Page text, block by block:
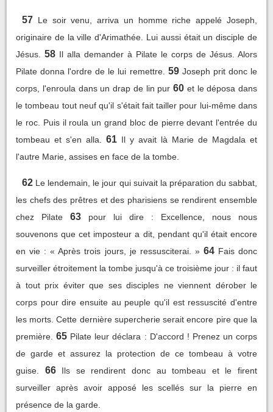
57 Le soir venu, arriva un homme riche appelé Joseph,
originaire de la ville d'Arimathée. Lui aussi était un disciple de
Jésus.
58 Il alla demander à Pilate le corps de Jésus. Alors
Pilate donna l'ordre de le lui remettre. 59 Joseph prit donc le
corps, l'enroula dans un drap de lin pur 60 et le déposa dans
le tombeau tout neuf qu'il s'était fait tailler pour lui-même dans
le roc. Puis il roula un grand bloc de pierre devant l'entrée du
tombeau et s'en alla.
61 Il y avait là Marie de Magdala et
l'autre Marie, assises en face de la tombe.
62 Le lendemain, le jour qui suivait la préparation du sabbat,
les chefs des prêtres et des pharisiens se rendirent ensemble
chez Pilate
63
pour lui dire : Excellence, nous nous
souvenons que cet imposteur a dit, pendant qu'il était encore
en vie : « Après trois jours, je ressusciterai. » 64 Fais donc
surveiller étroitement la tombe jusqu'à ce troisième jour : il faut
à tout prix éviter que ses disciples ne viennent dérober le
corps pour dire ensuite au peuple qu'il est ressuscité d'entre
les morts. Cette dernière supercherie serait encore pire que la
première. 65 Pilate leur déclara : D'accord ! Prenez un corps
de garde et assurez la protection de ce tombeau à votre
guise.
66
Ils se rendirent donc au tombeau et le firent
surveiller après avoir apposé les scellés sur la pierre en
présence de la garde.